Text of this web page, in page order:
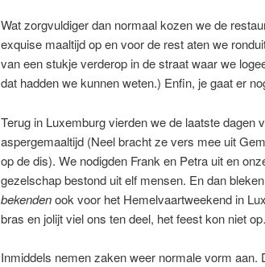
Wat zorgvuldiger dan normaal kozen we de
exquise maaltijd op en voor de rest aten we
van een stukje verderop in de straat waar we
dat hadden we kunnen weten.) Enfin, je gaat er
Terug in Luxemburg vierden we de laatste dagen
aspergemaaltijd (Neel bracht ze vers mee uit
op de dis). We nodigden Frank en Petra uit en
gezelschap bestond uit elf mensen. En dan
bekendenook voor het Hemelvaartweekend in
bras en jolijt viel ons ten deel, het feest kon niet
Inmiddels nemen zaken weer normale vorm aan.